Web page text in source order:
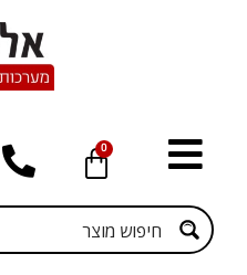
0